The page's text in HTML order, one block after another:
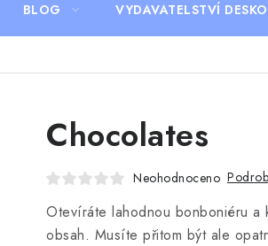
BLOG VYDAVATELSTVÍ
Chocolates
Neohodnoceno
Otevíráte lahodnou bonboniéru a
obsah. Musíte přitom být ale